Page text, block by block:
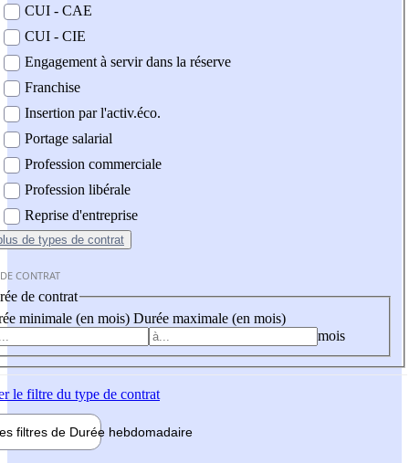
CUI - CAE
CUI - CIE
Engagement à servir dans la réserve
Franchise
Insertion par l'activ.éco.
Portage salarial
Profession commerciale
Profession libérale
Reprise d'entreprise
de types de contrat
CONTRAT
de contrat
minimale (en mois) Durée maximale (en mois)
mois
le filtre du type de contrat
filtres de Durée hebdomadaire